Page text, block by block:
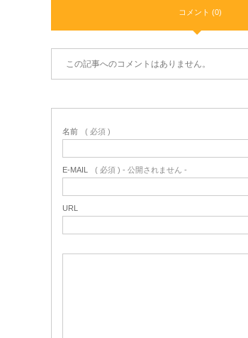
コメント (0)
この記事へのコメントはありません。
名前 ( 必須 )
E-MAIL ( 必須 ) - 公開されません -
URL